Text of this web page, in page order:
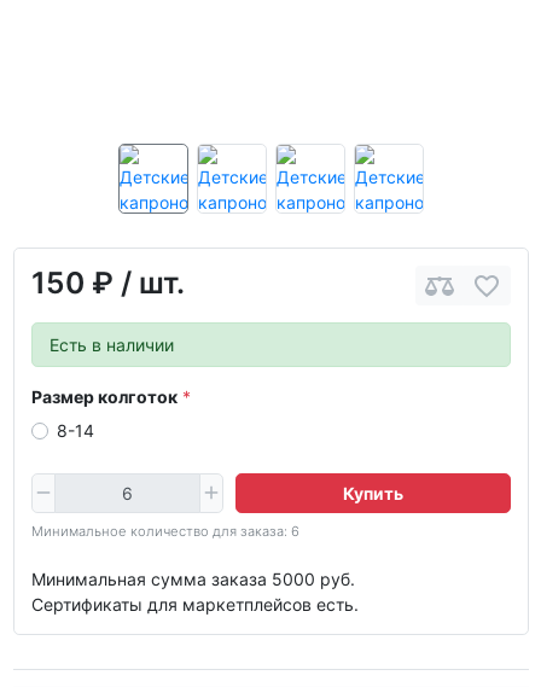
150 ₽ / шт.
Есть в наличии
Размер колготок
8-14
Купить
Минимальное количество для заказа: 6
Минимальная сумма заказа 5000 руб.
Сертификаты для маркетплейсов есть.